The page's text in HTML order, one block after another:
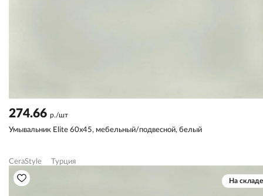
274.66 р./шт
Умывальник Elite 60х45, мебельный/подвесной, белый
CeraStyle Турция
На складе